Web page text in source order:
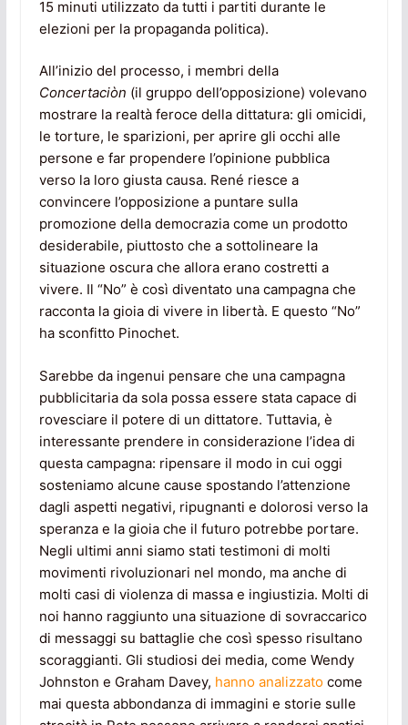
15 minuti utilizzato da tutti i partiti durante le
elezioni per la propaganda politica).
All’inizio del processo, i membri della
Concertaciòn (il gruppo dell’opposizione) volevano
mostrare la realtà feroce della dittatura: gli omicidi,
le torture, le sparizioni, per aprire gli occhi alle
persone e far propendere l’opinione pubblica
verso la loro giusta causa. René riesce a
convincere l’opposizione a puntare sulla
promozione della democrazia come un prodotto
desiderabile, piuttosto che a sottolineare la
situazione oscura che allora erano costretti a
vivere. Il “No” è così diventato una campagna che
racconta la gioia di vivere in libertà. E questo “No”
ha sconfitto Pinochet.
Sarebbe da ingenui pensare che una campagna
pubblicitaria da sola possa essere stata capace di
rovesciare il potere di un dittatore. Tuttavia, è
interessante prendere in considerazione l’idea di
questa campagna: ripensare il modo in cui oggi
sosteniamo alcune cause spostando l’attenzione
dagli aspetti negativi, ripugnanti e dolorosi verso la
speranza e la gioia che il futuro potrebbe portare.
Negli ultimi anni siamo stati testimoni di molti
movimenti rivoluzionari nel mondo, ma anche di
molti casi di violenza di massa e ingiustizia. Molti di
noi hanno raggiunto una situazione di sovraccarico
di messaggi su battaglie che così spesso risultano
scoraggianti. Gli studiosi dei media, come Wendy
Johnston e Graham Davey, hanno analizzatocome
mai questa abbondanza di immagini e storie sulle